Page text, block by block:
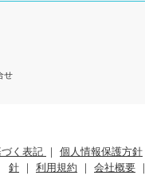
せ
く表記 ｜ 個人情報保護方針
針 ｜ 利用規約 ｜ 会社概要 ｜